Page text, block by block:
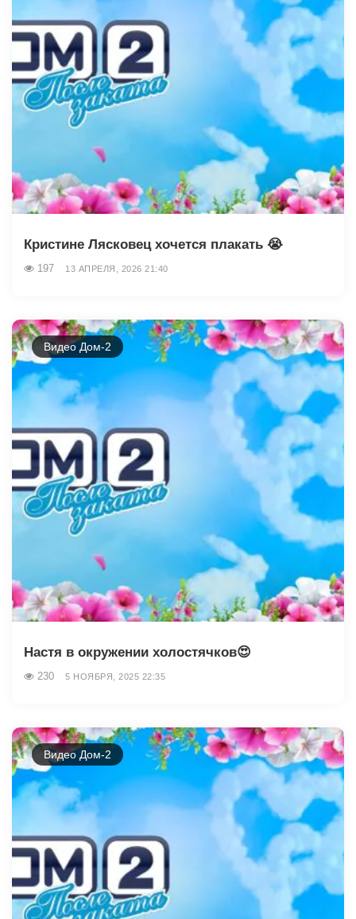
Кристине Лясковец хочется плакать 😭
197 13 АПРЕЛЯ, 2026 21:40
Видео Дом-2
Настя в окружении холостячков😍
230 5 НОЯБРЯ, 2025 22:35
Видео Дом-2